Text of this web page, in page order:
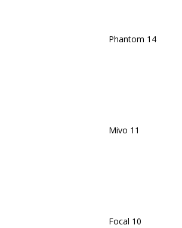
Phantom 14
Mivo 11
Focal 10